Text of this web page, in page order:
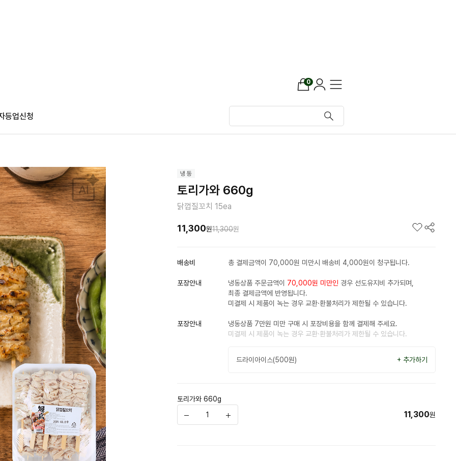
0
등업신청
토리가와 660g
닭껍질꼬치 15ea
11,300원11,300원
배송비 총 결제금액이 70,000원 미만시 배송비 4,000원이 청구됩니다.
포장안내 냉동상품 주문금액이 70,000원 미만인 경우 선도유지비 추가되며,
최종 결제금액에 반영됩니다.
미결제 시 제품이 녹는 경우 교환·환불처리가 제한될 수 있습니다.
포장안내
냉동상품 7만원 미만 구매 시 포장비용을 함께 결제해 주세요.
미결제 시 제품이 녹는 경우 교환·환불처리가 제한될 수 있습니다.
드라이아이스(500원) + 추가하기
토리가와 660g
11,300원